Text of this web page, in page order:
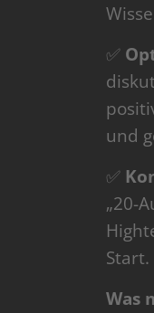
✅
und
✅
„20-
Start.
Was